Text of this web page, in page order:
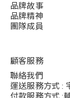
品牌故事
品牌精神
團隊成員
顧客服務
聯絡我們
運送服務方式 :
付款服務方式 :